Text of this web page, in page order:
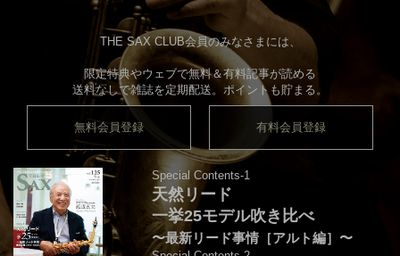
THE SAX CLUB会員のみなさまには、
限定特典やウェブで無料＆有料記事が読める
送料なしで雑誌を定期配送。ポイントも貯まる。
無料会員登録 有料会員登録
Special Contents-1
天然リード
一挙25モデル吹き比べ
〜最新リード事情［アルト編］〜